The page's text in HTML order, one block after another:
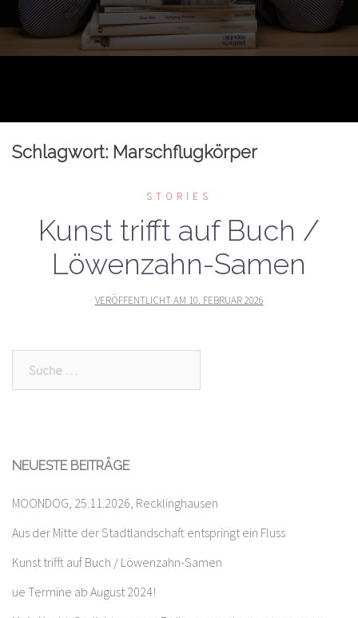
Schlagwort: Marschflugkörper
STORIES
Kunst trifft auf Buch /
Löwenzahn-Samen
VERÖFFENTLICHT AM 10. FEBRUAR 2026
NEUESTE BEITRÄGE
MOONDOG, 25.11.2026, Recklinghausen
Aus der Mitte der Stadtlandschaft entspringt ein Fluss
Kunst trifft auf Buch / Löwenzahn-Samen
ue Termine ab August 2024!